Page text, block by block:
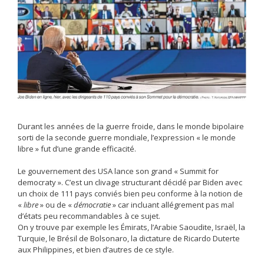
Durant les années de la guerre froide, dans le monde bipolaire
sorti de la seconde guerre mondiale, l’expression « le monde
libre » fut d’une grande efficacité.
Le gouvernement des USA lance son grand « Summit for
democraty ». C’est un clivage structurant décidé par Biden avec
un choix de 111 pays conviés bien peu conforme à la notion de
«libre» ou de «démocratie» car incluant allégrement pas mal
d’états peu recommandables à ce sujet.
On y trouve par exemple les Émirats, l’Arabie Saoudite, Israël, la
Turquie, le Brésil de Bolsonaro, la dictature de Ricardo Duterte
aux Philippines, et bien d’autres de ce style.